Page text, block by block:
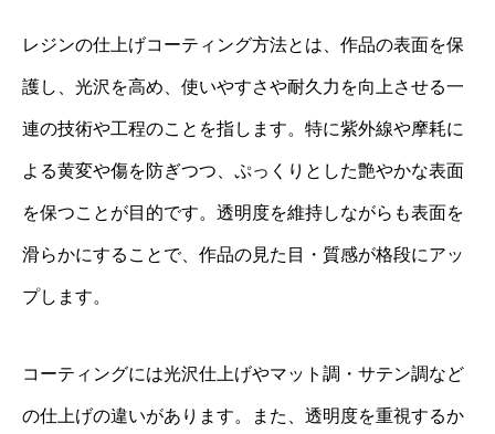
レジンの仕上げコーティング方法とは、作品の表面を保
護し、光沢を高め、使いやすさや耐久力を向上させる一
連の技術や工程のことを指します。特に紫外線や摩耗に
よる黄変や傷を防ぎつつ、ぷっくりとした艶やかな表面
を保つことが目的です。透明度を維持しながらも表面を
滑らかにすることで、作品の見た目・質感が格段にアッ
プします。
コーティングには光沢仕上げやマット調・サテン調など
の仕上げの違いがあります。また、透明度を重視するか